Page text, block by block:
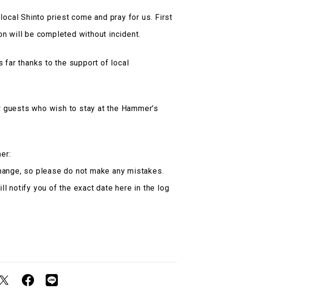
Shinto priest come and pray for us. First
will be completed without incident.
far thanks to the support of local
who wish to stay at the Hammer’s
so please do not make any mistakes.
notify you of the exact date here in the log